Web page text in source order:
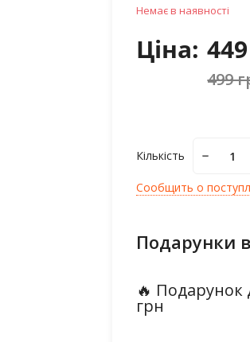
Немає в наявності
Ціна:
499
Кількість
Сообщить о
Подарунки
🔥 Подарунок
грн